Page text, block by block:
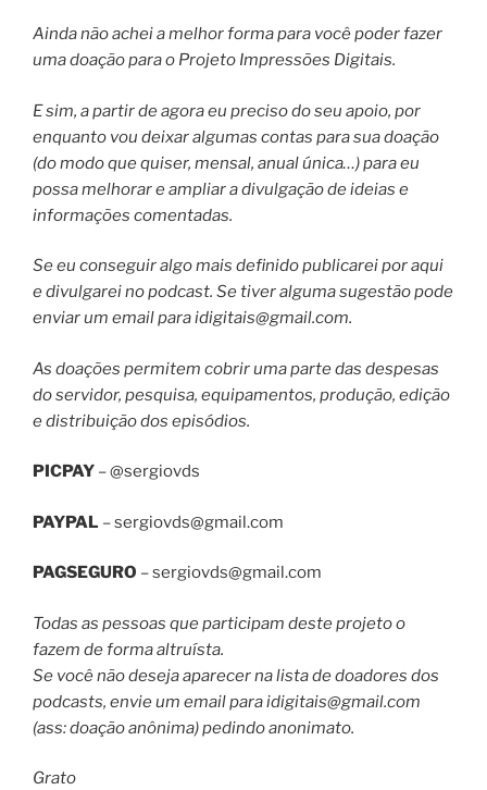
Ainda não achei a melhor forma para você poder fazer
uma doação para o Projeto Impressões Digitais.
E sim, a partir de agora eu preciso do seu apoio, por
enquanto vou deixar algumas contas para sua doação
(do modo que quiser, mensal, anual única…) para eu
possa melhorar e ampliar a divulgação de ideias e
informações comentadas.
Se eu conseguir algo mais definido publicarei por aqui
e divulgarei no podcast. Se tiver alguma sugestão pode
enviar um email paraidigitais@gmail.com.
As doações permitem cobrir uma parte das despesas
do servidor, pesquisa, equipamentos, produção, edição
e distribuição dos episódios.
PICPAY – @sergiovds
PAYPAL –sergiovds@gmail.com
PAGSEGURO –sergiovds@gmail.com
Todas as pessoas que participam deste projeto o
fazem de forma altruísta.
Se você não deseja aparecer na lista de doadores dos
podcasts, envie um email paraidigitais@gmail.com
(ass: doação anônima) pedindo anonimato.
Grato